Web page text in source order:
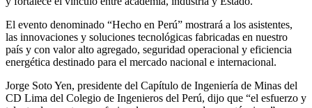
El evento denominado “Hecho en Perú” mostrará a los asistentes,
las innovaciones y soluciones tecnológicas fabricadas en nuestro
país y con valor alto agregado, seguridad operacional y eficiencia
energética destinado para el mercado nacional e internacional.
Jorge Soto Yen, presidente del Capítulo de Ingeniería de Minas del
CD Lima del Colegio de Ingenieros del Perú, dijo que “el esfuerzo y